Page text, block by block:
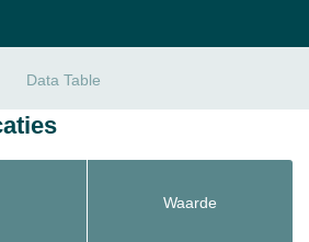
Data Table
Waarde